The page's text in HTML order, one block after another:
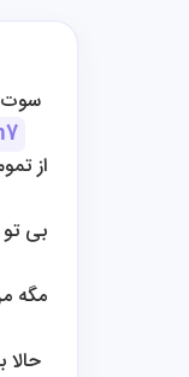
از
بی تو
مگه